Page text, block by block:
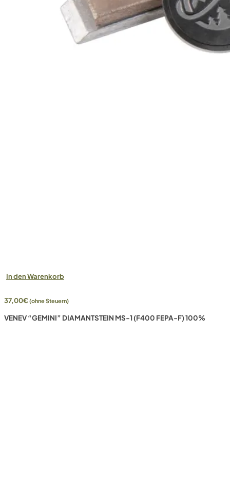
In den Warenkorb
37,00€(ohne Steuern)
VENEV “GEMINI” DIAMANTSTEIN MS-1 (F400 FEPA-F) 100%